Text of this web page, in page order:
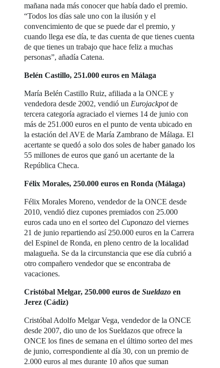
mañana nada más conocer que había dado el premio.
“Todos los días sale uno con la ilusión y el
convencimiento de que se puede dar el premio, y
cuando llega ese día, te das cuenta de que tienes cuenta
de que tienes un trabajo que hace feliz a muchas
personas”, añadía Catena.
Belén Castillo, 251.000 euros en Málaga
María Belén Castillo Ruiz, afiliada a la ONCE y
vendedora desde 2002, vendió un Eurojackpotde
tercera categoría agraciado el viernes 14 de junio con
más de 251.000 euros en el punto de venta ubicado en
la estación del AVE de María Zambrano de Málaga. El
acertante se quedó a solo dos soles de haber ganado los
55 millones de euros que ganó un acertante de la
República Checa.
Félix Morales, 250.000 euros en Ronda (Málaga)
Félix Morales Moreno, vendedor de la ONCE desde
2010, vendió diez cupones premiados con 25.000
euros cada uno en el sorteo del Cuponazodel viernes
21 de junio repartiendo así 250.000 euros en la Carrera
del Espinel de Ronda, en pleno centro de la localidad
malagueña. Se da la circunstancia que ese día cubrió a
otro compañero vendedor que se encontraba de
vacaciones.
Cristóbal Melgar, 250.000 euros deSueldazo en
Jerez (Cádiz)
Cristóbal Adolfo Melgar Vega, vendedor de la ONCE
desde 2007, dio uno de los Sueldazos que ofrece la
ONCE los fines de semana en el último sorteo del mes
de junio, correspondiente al día 30, con un premio de
2.000 euros al mes durante 10 años que suman